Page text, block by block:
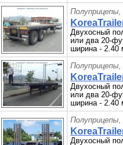
Двухосный
или два 20-
ширина - 2.40
Двухосный
или два 20-
ширина - 2.40
Двухосный